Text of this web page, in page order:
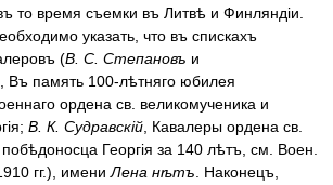
то время съемки въ Литвѣ и Финляндіи.
указать, что въ спискахъ
(В. С. Степановъ и
, Въ память 100-лѣтняго юбилея
ордена св. великомученика и
В. К. Судравскій , Кавалеры ордена св.
Георгія за 140 лѣтъ, см. Воен.
гг.), имени Лена нѣтъ . Наконецъ,